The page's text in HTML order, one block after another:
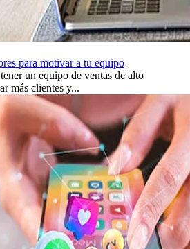
para motivar a tu equipo
un equipo de ventas de alto
más clientes y...